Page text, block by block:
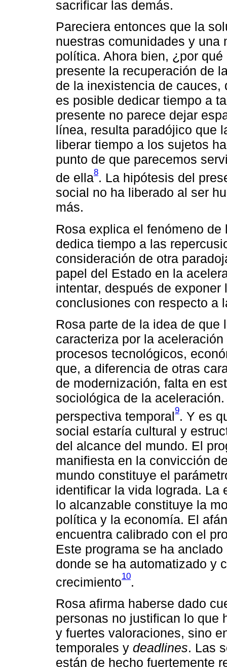
sacrificar las demás.
Pareciera entonces que la
nuestras comunidades y una
política. Ahora bien, ¿por
presente la recuperación de
de la inexistencia de cauces,
es posible dedicar tiempo a
presente no parece dejar
línea, resulta paradójico que
liberar tiempo a los sujetos
punto de que parecemos
de ella8. La hipótesis del
social no ha liberado al ser
más.
Rosa explica el fenómeno
dedica tiempo a las
consideración de otra
papel del Estado en la
intentar, después de
conclusiones con respecto a
Rosa parte de la idea de
caracteriza por la
procesos tecnológicos,
que, a diferencia de otras
de modernización, falta en
sociológica de la
perspectiva temporal9. Y es
social estaría cultural y
del alcance del mundo. El
manifiesta en la convicción
mundo constituye el
identificar la vida lograda. La
lo alcanzable constituye la
política y la economía. El
encuentra calibrado con el
Este programa se ha
donde se ha automatizado y
crecimiento10.
Rosa afirma haberse dado
personas no justifican lo que
y fuertes valoraciones, sino
temporales y deadlines. Las
están de hecho fuertemente